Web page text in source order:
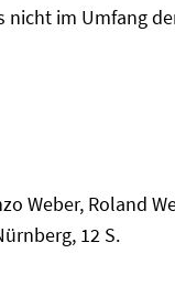
im Umfang
Weber, Roland
12 S.